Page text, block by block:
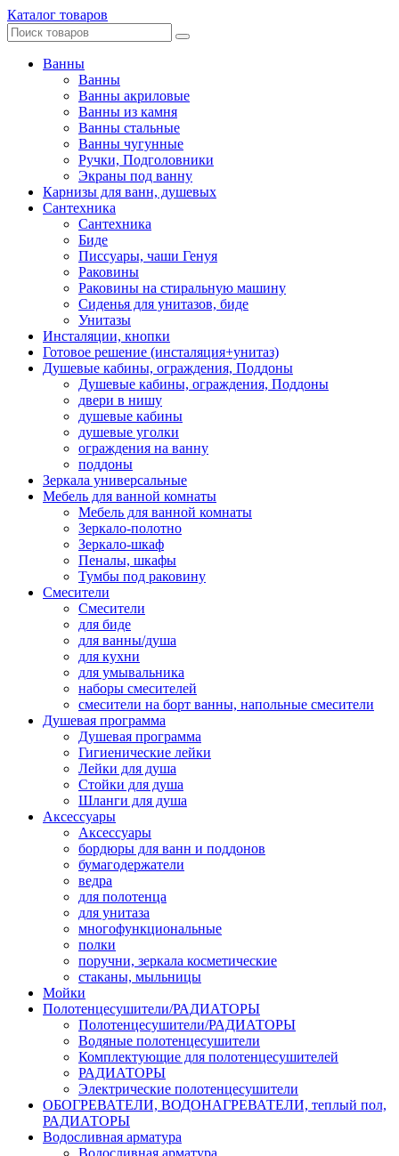
Каталог товаров
Ванны
Ванны
Ванны акриловые
Ванны из камня
Ванны стальные
Ванны чугунные
Ручки, Подголовники
Экраны под ванну
Карнизы для ванн, душевых
Сантехника
Сантехника
Биде
Писсуары, чаши Генуя
Раковины
Раковины на стиральную машину
Сиденья для унитазов, биде
Унитазы
Инсталяции, кнопки
Готовое решение (инсталяция+унитаз)
Душевые кабины, ограждения, Поддоны
Душевые кабины, ограждения, Поддоны
двери в нишу
душевые кабины
душевые уголки
ограждения на ванну
поддоны
Зеркала универсальные
Мебель для ванной комнаты
Мебель для ванной комнаты
Зеркало-полотно
Зеркало-шкаф
Пеналы, шкафы
Тумбы под раковину
Смесители
Смесители
для биде
для ванны/душа
для кухни
для умывальника
наборы смесителей
смесители на борт ванны, напольные смесители
Душевая программа
Душевая программа
Гигиенические лейки
Лейки для душа
Стойки для душа
Шланги для душа
Аксессуары
Аксессуары
бордюры для ванн и поддонов
бумагодержатели
ведра
для полотенца
для унитаза
многофункциональные
полки
поручни, зеркала косметические
стаканы, мыльницы
Мойки
Полотенцесушители/РАДИАТОРЫ
Полотенцесушители/РАДИАТОРЫ
Водяные полотенцесушители
Комплектующие для полотенцесушителей
РАДИАТОРЫ
Электрические полотенцесушители
ОБОГРЕВАТЕЛИ, ВОДОНАГРЕВАТЕЛИ, теплый пол,
РАДИАТОРЫ
Водосливная арматура
Водосливная арматура